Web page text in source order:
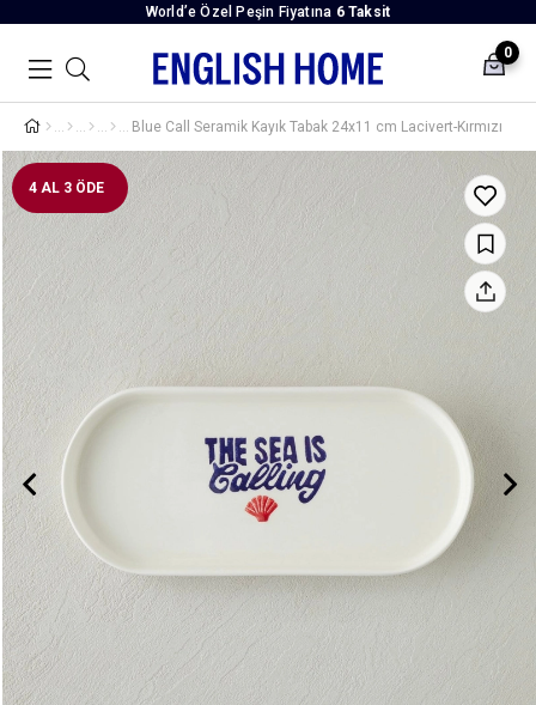
World’e Özel Peşin Fiyatına 6 Taksit
0
Blue Call Seramik Kayık Tabak 24x11 cm Lacivert-Kırmızı
4 AL 3 ÖDE